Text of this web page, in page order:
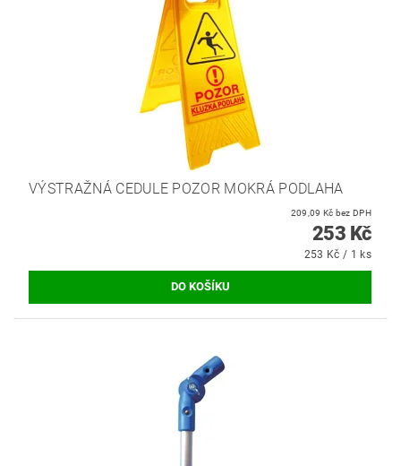
VÝSTRAŽNÁ CEDULE POZOR MOKRÁ PODLAHA
209,09 Kč bez DPH
253 Kč
253 Kč / 1 ks